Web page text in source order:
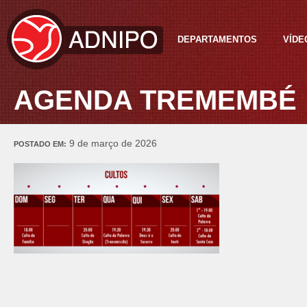
DEPARTAMENTOS
AGENDA TREMEMBÉ
POSTADO EM: 9 de março de 2026